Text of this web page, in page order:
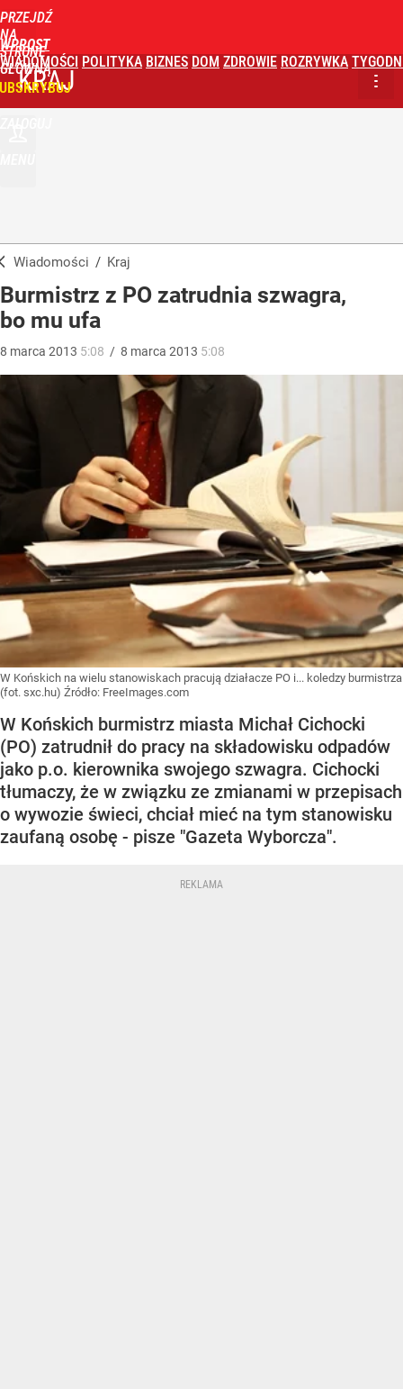
PRZEJDŹ
NA
STRONĘ
GŁÓWNĄ
WPROST
WIADOMOŚCI POLITYKA BIZNES DOM ZDROWIE ROZRYWKA
KRAJ
Wiadomości / Kraj
Burmistrz z PO zatrudnia szwagra,
bo mu ufa
8 marca 2013 5:08 / 8 marca 2013 5:08
W Końskich na wielu stanowiskach pracują działacze PO i... koledzy burmistrza
(fot. sxc.hu) Źródło: FreeImages.com
W Końskich burmistrz miasta Michał Cichocki
(PO) zatrudnił do pracy na składowisku odpadów
jako p.o. kierownika swojego szwagra. Cichocki
tłumaczy, że w związku ze zmianami w przepisach
o wywozie świeci, chciał mieć na tym stanowisku
zaufaną osobę - pisze "Gazeta Wyborcza".